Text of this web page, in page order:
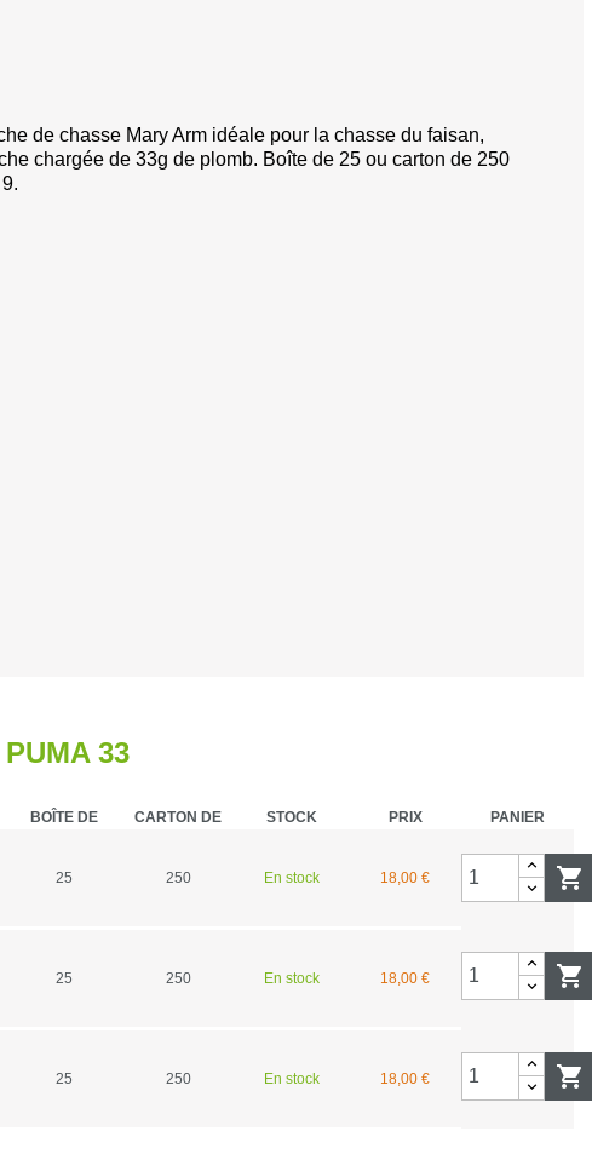
et super-magnum
de métaux
du gibier d'eau
et trépieds
de signalisation
de chasse Mary Arm idéale pour la chasse du faisan,
chargée de 33g de plomb. Boîte de 25 ou carton de 250
33
BOÎTE DE CARTON DE STOCK PRIX PANIER
25 250 En stock 18,00 € 
25 250 En stock 18,00 € 
25 250 En stock 18,00 € 